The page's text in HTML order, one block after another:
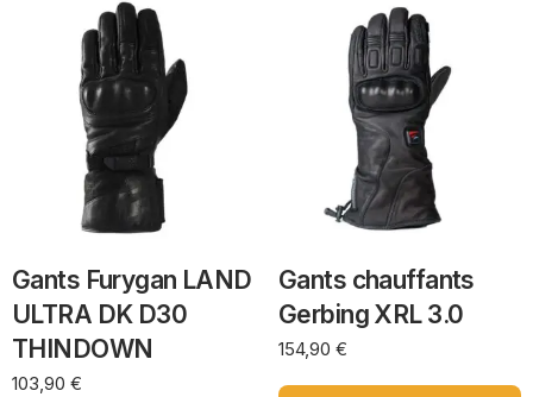
Gants Furygan LAND
ULTRA DK D30
THINDOWN
103,90 €
Gants chauffants
Gerbing XRL 3.0
154,90 €